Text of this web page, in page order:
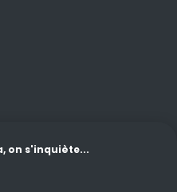
on s'inquiète...